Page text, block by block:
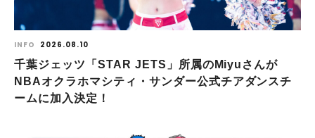
INFO 2026.08.10
千葉ジェッツ「STAR JETS」所属のMiyuさんが
NBAオクラホマシティ・サンダー公式チアダンスチ
ームに加入決定！